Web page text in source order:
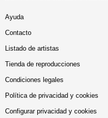
Ayuda
Contacto
Listado de artistas
Tienda de reproducciones
Condiciones legales
Política de privacidad y cookies
Configurar privacidad y cookies